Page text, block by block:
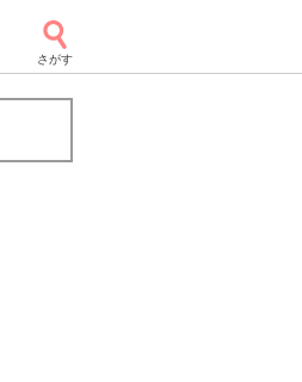
さがす